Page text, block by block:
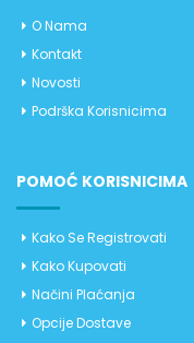
O Nama
Kontakt
Novosti
Podrška Korisnicima
POMOĆ KORISNICIMA
Kako Se Registrovati
Kako Kupovati
Načini Plaćanja
Opcije Dostave